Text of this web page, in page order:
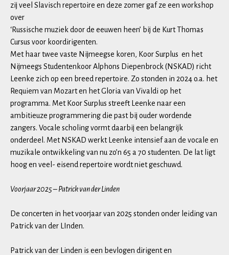
zij veel Slavisch repertoire en deze zomer gaf ze een workshop
over
‘Russische muziek door de eeuwen heen’ bij de Kurt Thomas
Cursus voor koordirigenten.
Met haar twee vaste Nijmeegse koren, Koor Surplus en het
Nijmeegs Studentenkoor Alphons Diepenbrock (NSKAD) richt
Leenke zich op een breed repertoire. Zo stonden in 2024 o.a. het
Requiem van Mozart en het Gloria van Vivaldi op het
programma. Met Koor Surplus streeft Leenke naar een
ambitieuze programmering die past bij ouder wordende
zangers. Vocale scholing vormt daarbij een belangrijk
onderdeel. Met NSKAD werkt Leenke intensief aan de vocale en
muzikale ontwikkeling van nu zo’n 65 a 70 studenten. De lat ligt
hoog en veel- eisend repertoire wordt niet geschuwd.
Voorjaar 2025 – Patrick van der Linden
De concerten in het voorjaar van 2025 stonden onder leiding van
Patrick van der LInden.
Patrick van der Linden is een bevlogen dirigent en